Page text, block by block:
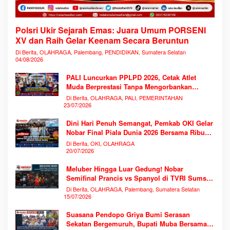
Polsri Ukir Sejarah Emas: Juara Umum PORSENI
XV dan Raih Gelar Keenam Secara Beruntun
Di Berita, OLAHRAGA, Palembang, PENDIDIKAN, Sumatera Selatan
04/08/2026
PALI Luncurkan PPLPD 2026, Cetak Atlet
Muda Berprestasi Tanpa Mengorbankan
Pendidikan
Di Berita, OLAHRAGA, PALI, PEMERINTAHAN
23/07/2026
Dini Hari Penuh Semangat, Pemkab OKI Gelar
Nobar Final Piala Dunia 2026 Bersama Ribuan
Warga
Di Berita, OKI, OLAHRAGA
20/07/2026
Meluber Hingga Luar Gedung! Nobar
Semifinal Prancis vs Spanyol di TVRI Sumsel
Memecahkan Rekor Antusiasme
Di Berita, OLAHRAGA, Palembang, Sumatera Selatan
15/07/2026
Suasana Pendopo Griya Bumi Serasan
Sekatan Bergemuruh, Bupati Muba Bersama